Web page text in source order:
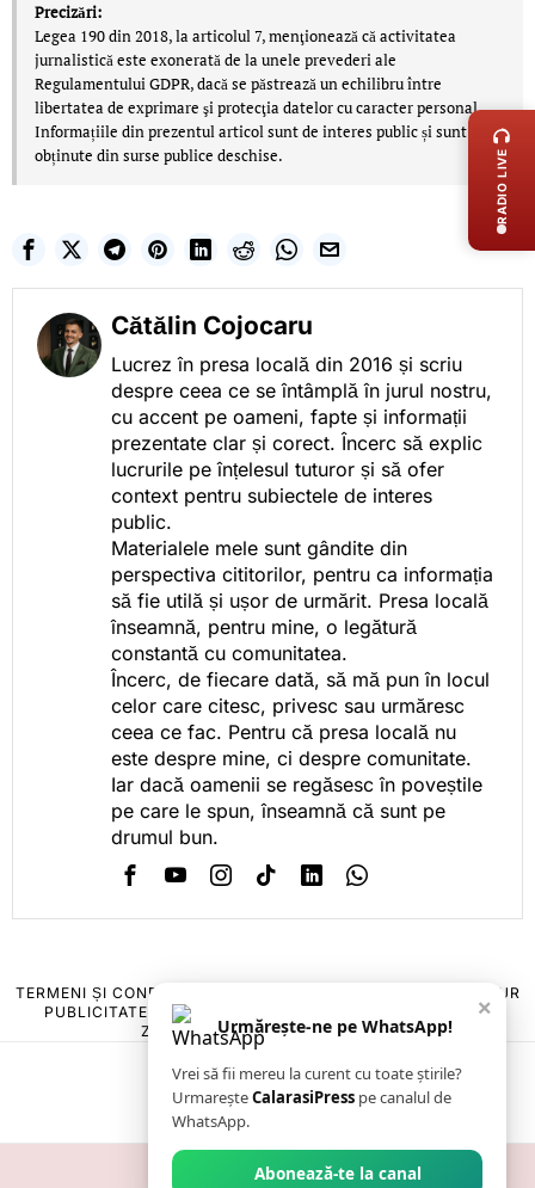
Precizări:
Legea 190 din 2018, la articolul 7, menţionează că activitatea
jurnalistică este exonerată de la unele prevederi ale
Regulamentului GDPR, dacă se păstrează un echilibru între
libertatea de exprimare şi protecţia datelor cu caracter personal.
Informațiile din prezentul articol sunt de interes public și sunt
obținute din surse publice deschise.
Cătălin Cojocaru
Lucrez în presa locală din 2016 și scriu
despre ceea ce se întâmplă în jurul nostru,
cu accent pe oameni, fapte și informații
prezentate clar și corect. Încerc să explic
lucrurile pe înțelesul tuturor și să ofer
context pentru subiectele de interes
public.
Materialele mele sunt gândite din
perspectiva cititorilor, pentru ca informația
să fie utilă și ușor de urmărit. Presa locală
înseamnă, pentru mine, o legătură
constantă cu comunitatea.
Încerc, de fiecare dată, să mă pun în locul
celor care citesc, privesc sau urmăresc
ceea ce fac. Pentru că presa locală nu
este despre mine, ci despre comunitate.
Iar dacă oamenii se regăsesc în poveștile
pe care le spun, înseamnă că sunt pe
drumul bun.
TERMENI ȘI CONDIȚII
POLITICA DE ANULARE & RETUR
PUBLICITATE ONLINE & TIPĂRITĂ
CONTACT
ZIARUL ANUNȚUL CĂLĂRĂȘEAN
×
Urmărește-ne pe WhatsApp!
Vrei să fii mereu la curent cu toate știrile?
UrmareșteCalarasiPress pe canalul de
WhatsApp.
Abonează-te la canal
RADIO LIVE